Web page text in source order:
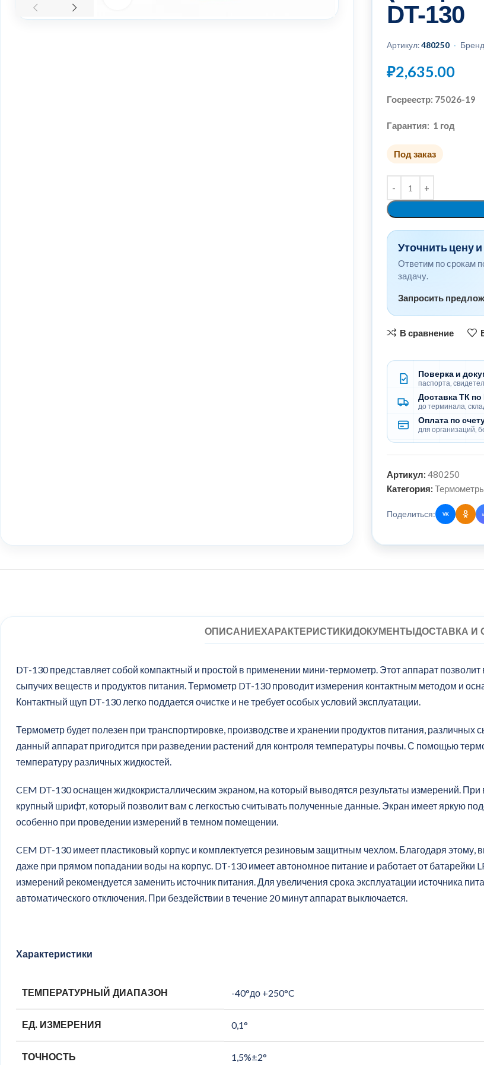
DT-130
Артикул:480250 ·
₽2,635.00
Госреестр: 75026-19
Гарантия: 1 год
Под заказ
Уточнить цену
Ответим по срокам
задачу.
Запросить
В сравнение
Поверка и
паспорта,
Доставка ТК
до терминала,
Оплата по
для организаций,
Артикул: 480250
Категория:
Поделиться:
ВКонтакте
ОПИСАНИЕХАРАКТЕРИСТИКИДОКУМЕНТЫДОСТАВКА И
DT-130 представляет собой компактный и простой в применении мини-термометр. Этот аппарат
сыпучих веществ и продуктов питания. Термометр DT-130 проводит измерения контактным методом и
Контактный щуп DT-130 легко поддается очистке и не требует особых условий эксплуатации.
Термометр будет полезен при транспортировке, производстве и хранении продуктов питания,
данный аппарат пригодится при разведении растений для контроля температуры почвы. С помощью
температуру различных жидкостей.
CEM DT-130 оснащен жидкокристаллическим экраном, на который выводятся результаты измерений.
крупный шрифт, который позволит вам с легкостью считывать полученные данные. Экран имеет яркую
особенно при проведении измерений в темном помещении.
CEM DT-130 имеет пластиковый корпус и комплектуется резиновым защитным чехлом. Благодаря
даже при прямом попадании воды на корпус. DT-130 имеет автономное питание и работает от батарейки
измерений рекомендуется заменить источник питания. Для увеличения срока эксплуатации источника
автоматического отключения. При бездействии в течение 20 минут аппарат выключается.
Характеристики
ТЕМПЕРАТУРНЫЙ ДИАПАЗОН -40°до +250°C
ЕД. ИЗМЕРЕНИЯ 0,1°
ТОЧНОСТЬ 1,5%±2°